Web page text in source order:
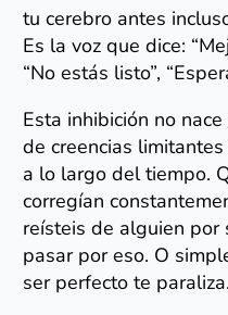
tu cerebro antes
Es la voz que dice:
“No estás listo”,
Esta inhibición no
de creencias
a lo largo del tiempo.
corregían
reísteis de alguien por
pasar por eso. O
ser perfecto te paraliza.